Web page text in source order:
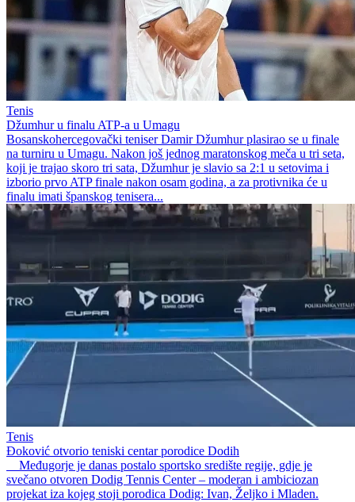
Tenis
Džumhur u finalu ATP-a u Umagu
Bosanskohercegovački teniser Damir Džumhur plasirao se u finale
na turniru u Umagu. Nakon još jednog maratonskog meča u tri seta,
koji je trajao skoro tri sata, Džumhur je slavio sa 2:1 u setovima i
izborio prvo ATP finale nakon osam godina, a za protivnika će u
finalu imati španskog tenisera...
Tenis
Đoković otvorio teniski centar porodice Dodih
Međugorje je danas postalo sportsko središte regije, gdje je
svečano otvoren Dodig Tennis Center – moderan i ambiciozan
projekat iza kojeg stoji porodica Dodig: Ivan, Željko i Mladen.